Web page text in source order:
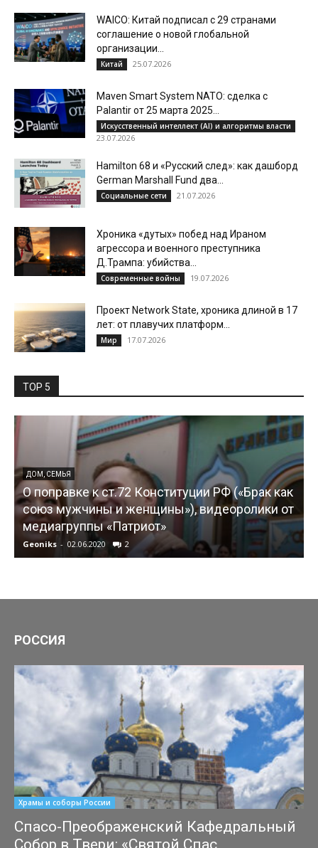
WAICO: Китай подписал с 29 странами
соглашение о новой глобальной
организации...
Китай 25.07.2026
Maven Smart System NATO: сделка с
Palantir от 25 марта 2025...
Искусственный интеллект (AI) и алгоритмы власти
23.07.2026
Hamilton 68 и «Русский след»: как дашборд
German Marshall Fund два...
Социальные сети 21.07.2026
Хроника «дутых» побед над Ираном
агрессора и военного преступника
Д.Трампа: убийства...
Современные войны 19.07.2026
Проект Network State, хроника длиной в 17
лет: от плавучих платформ...
Мир 17.07.2026
TOP 5
ДОМ, СЕМЬЯ
О поправке к ст.72 Конституции РФ («Брак как
союз мужчины и женщины»), видеоролики от
медиагруппы «Патриот»
Geoniks - 02.06.2020 2
РОССИЯ
Храмы и соборы России
Спасо-Преображенский Кафедральный
Собор в Твери: «Святой Спас